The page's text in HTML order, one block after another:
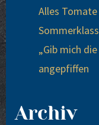
Alles
„Gib mich
ange­pfif­fen
Archiv